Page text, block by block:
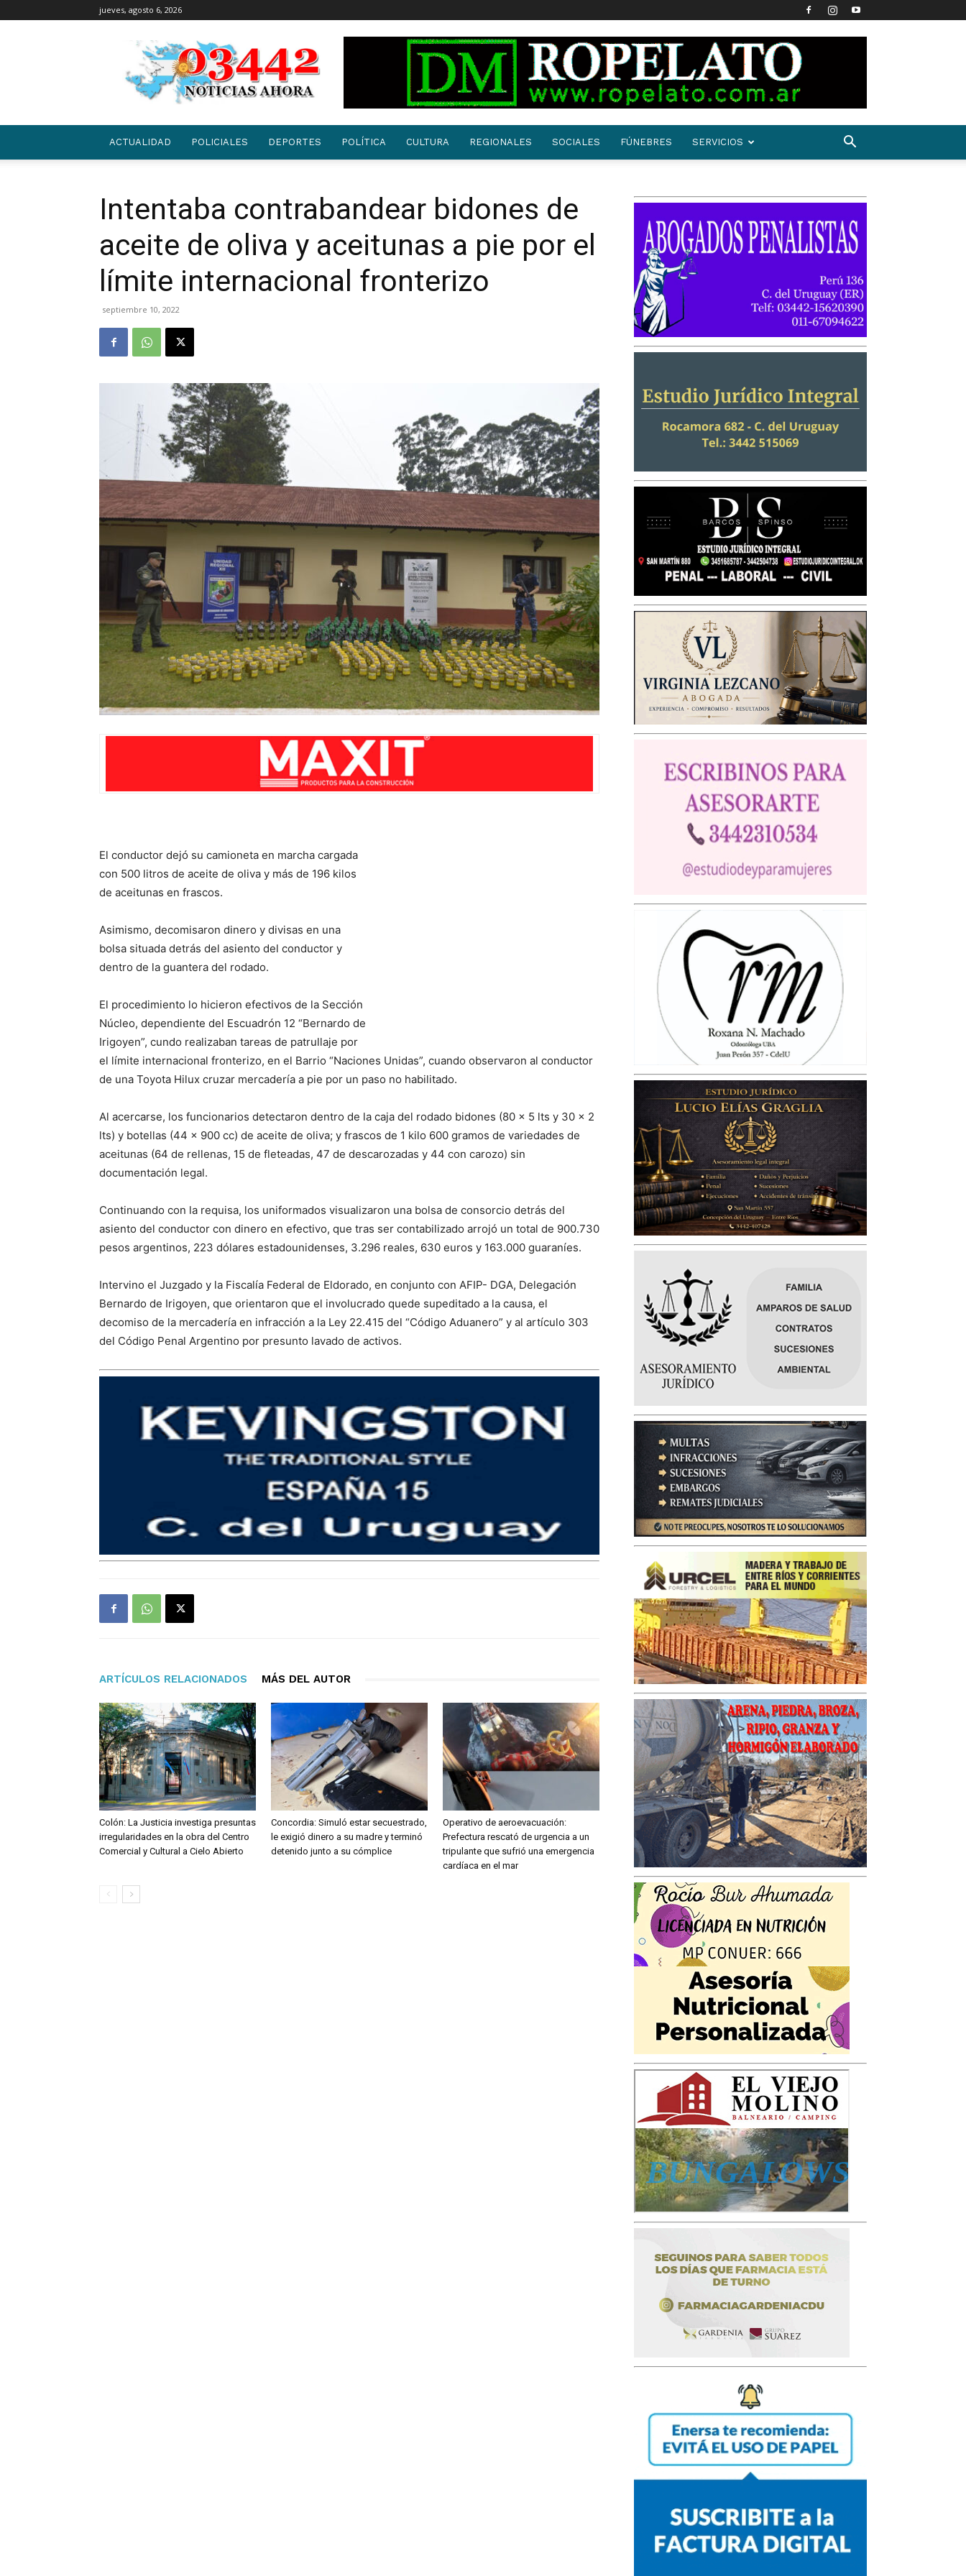
jueves, agosto 6, 2026
03442
|
NOTICIAS
ACTUALIDAD POLICIALES DEPORTES POLÍTICA CULTURA REGIONALES SOCIALES FÚNEBRES SERVICIOS
Intentaba contrabandear bidones de
aceite de oliva y aceitunas a pie por el
límite internacional fronterizo
septiembre 10, 2022
El conductor dejó su camioneta en marcha cargada
con 500 litros de aceite de oliva y más de 196 kilos
de aceitunas en frascos.
Asimismo, decomisaron dinero y divisas en una
bolsa situada detrás del asiento del conductor y
dentro de la guantera del rodado.
El procedimiento lo hicieron efectivos de la Sección
Núcleo, dependiente del Escuadrón 12 “Bernardo de
Irigoyen”, cundo realizaban tareas de patrullaje por
el límite internacional fronterizo, en el Barrio “Naciones Unidas”, cuando observaron al conductor
de una Toyota Hilux cruzar mercadería a pie por un paso no habilitado.
Al acercarse, los funcionarios detectaron dentro de la caja del rodado bidones (80 x 5 lts y 30 x 2
lts) y botellas (44 x 900 cc) de aceite de oliva; y frascos de 1 kilo 600 gramos de variedades de
aceitunas (64 de rellenas, 15 de fleteadas, 47 de descarozadas y 44 con carozo) sin
documentación legal.
Continuando con la requisa, los uniformados visualizaron una bolsa de consorcio detrás del
asiento del conductor con dinero en efectivo, que tras ser contabilizado arrojó un total de 900.730
pesos argentinos, 223 dólares estadounidenses, 3.296 reales, 630 euros y 163.000 guaraníes.
Intervino el Juzgado y la Fiscalía Federal de Eldorado, en conjunto con AFIP- DGA, Delegación
Bernardo de Irigoyen, que orientaron que el involucrado quede supeditado a la causa, el
decomiso de la mercadería en infracción a la Ley 22.415 del “Código Aduanero” y al artículo 303
del Código Penal Argentino por presunto lavado de activos.
ARTÍCULOS RELACIONADOS MÁS DEL AUTOR
Colón: La Justicia investiga presuntas
irregularidades en la obra del Centro
Comercial y Cultural a Cielo Abierto
Concordia: Simuló estar secuestrado,
le exigió dinero a su madre y terminó
detenido junto a su cómplice
Operativo de aeroevacuación:
Prefectura rescató de urgencia a un
tripulante que sufrió una emergencia
cardíaca en el mar